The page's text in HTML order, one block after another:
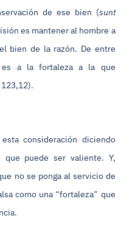
de ese bien (sunt
es mantener al hombre a
bien de la razón. De entre
es a la fortaleza a la que
consideración diciendo
puede ser valiente. Y,
no se ponga al servicio de
como una “fortaleza” que